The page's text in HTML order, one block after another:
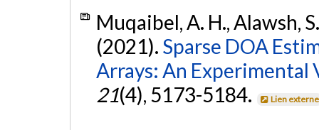
Muqaibel, A. H., Alawsh,
(2021). Sparse DOA
Arrays: An Experimental
21(4), 5173-5184. Lien externe